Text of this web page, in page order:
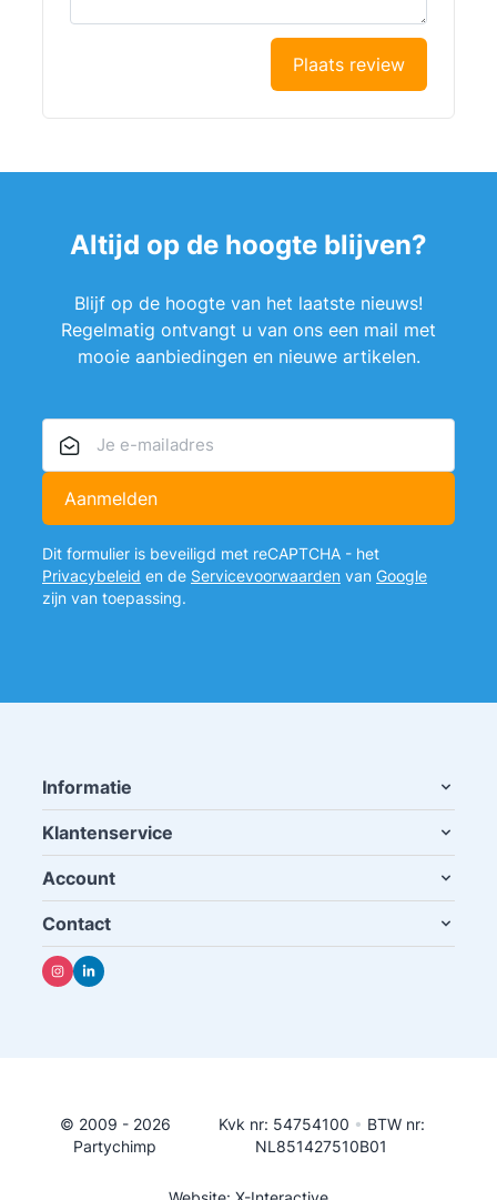
Plaats review
Altijd op de hoogte blijven?
Blijf op de hoogte van het laatste nieuws!
Regelmatig ontvangt u van ons een mail met
mooie aanbiedingen en nieuwe artikelen.
Aanmelden
Dit formulier is beveiligd met reCAPTCHA - het
Privacybeleid en de Servicevoorwaarden van Google
zijn van toepassing.
Informatie
Klantenservice
Account
Contact
© 2009 - 2026
Partychimp
Kvk nr: 54754100 • BTW nr:
NL851427510B01